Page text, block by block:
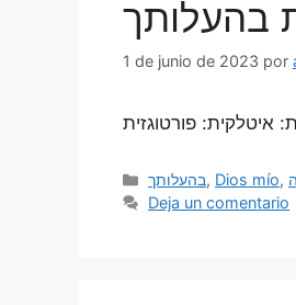
בהעלותך
1 de junio de 2023 por
בהעלותך, Dios mío,
Deja un comentario